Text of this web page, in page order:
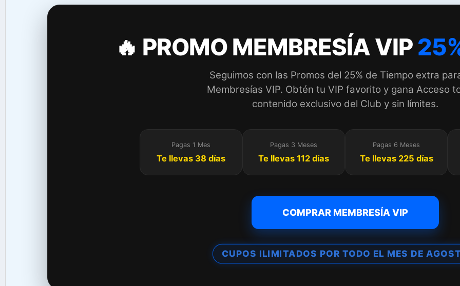
🔥 PROMO MEMBRESÍA VIP
Seguimos con las Promos del 25% de Tiempo extra
Membresías VIP. Obtén tu VIP favorito y gana Acceso
contenido exclusivo del Club y sin límites.
Pagas 1 Mes
Te llevas 38 días
Pagas 3 Meses
Te llevas 112 días
Pagas 6 Meses
Te llevas 225 días
COMPRAR MEMBRESÍA VIP
CUPOS ILIMITADOS POR TODO EL MES DE